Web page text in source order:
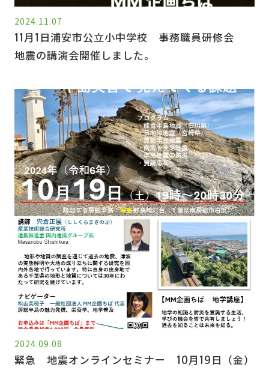
2024.11.07
11月1日浦安市公立小中学校 事務職員研修会
地震の講演会開催しました。
2024.09.08
緊急 地震オンラインセミナー 10月19日（金）